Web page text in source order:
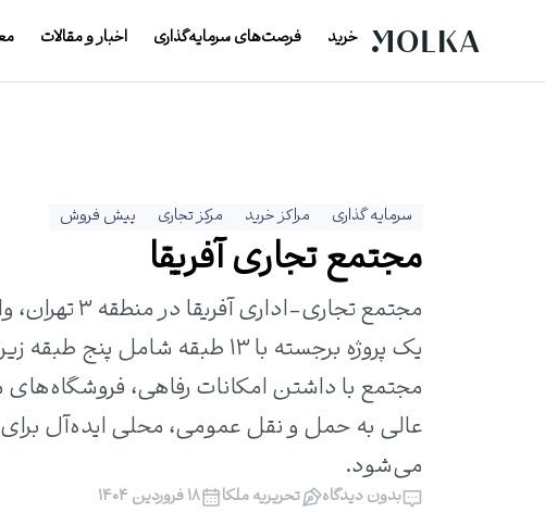
خرید فرصت‌های سرمایه‌گذاری اخبار و مقالات
سرمایه گذاری مراکز خرید مرکز تجاری پیش فروش
مجتمع تجاری آفریقا
مجتمع
یک پروژه برجسته با ۱۳ طبقه
مجتمع با داشتن امکانات رفاهی،
عالی به حمل و نقل عمومی، محلی ایده‌آل
می‌شود.
بدون دیدگاه تحریریه ملکا ۱۸ فروردین ۱۴۰۴